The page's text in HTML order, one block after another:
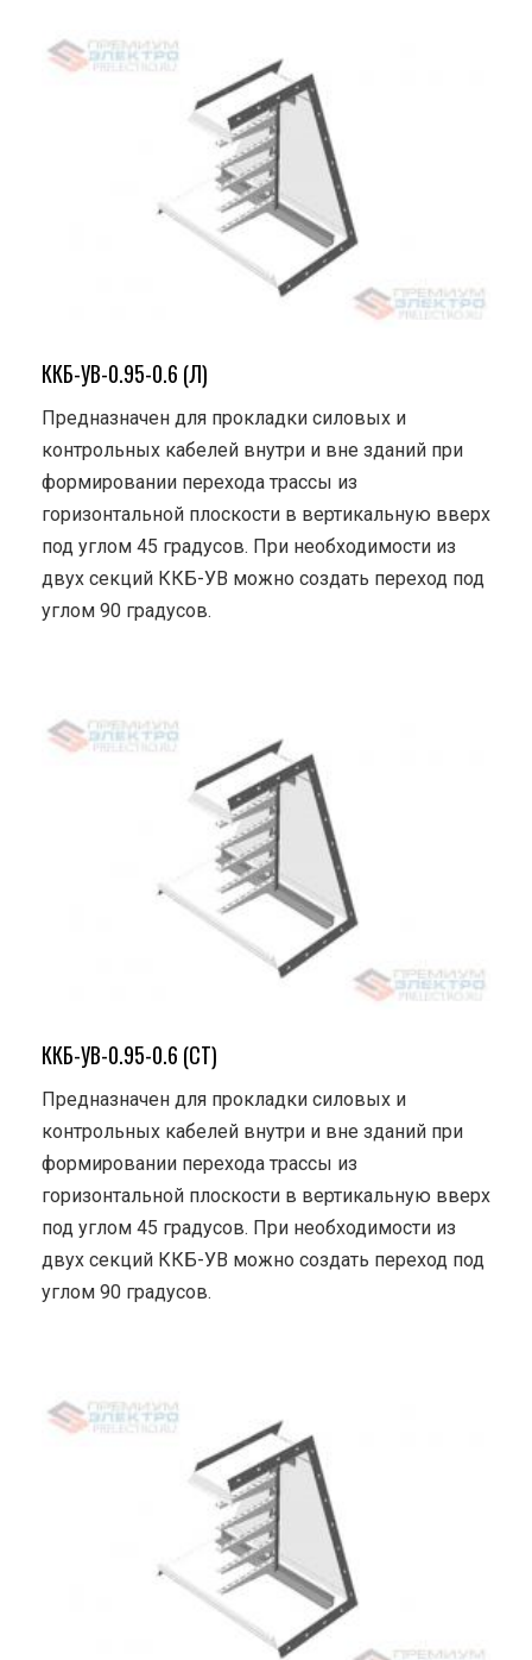
ККБ-УВ-0.95-0.6 (Л)
Предназначен для прокладки силовых и
контрольных кабелей внутри и вне зданий при
формировании перехода трассы из
горизонтальной плоскости в вертикальную вверх
под углом 45 градусов. При необходимости из
двух секций ККБ-УВ можно создать переход под
углом 90 градусов.
ККБ-УВ-0.95-0.6 (СТ)
Предназначен для прокладки силовых и
контрольных кабелей внутри и вне зданий при
формировании перехода трассы из
горизонтальной плоскости в вертикальную вверх
под углом 45 градусов. При необходимости из
двух секций ККБ-УВ можно создать переход под
углом 90 градусов.